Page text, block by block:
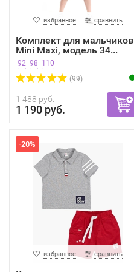
избранное сравнить
Комплект для мальчиков
Mini Maxi, модель 34...
92 98 110
(99)
1 488 руб.
1 190 руб.
-20%
избранное сравнить